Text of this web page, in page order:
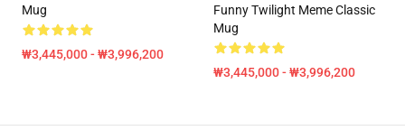
Mug
₩3,445,000 - ₩3,996,200
Funny Twilight Meme Classic
Mug
₩3,445,000 - ₩3,996,200